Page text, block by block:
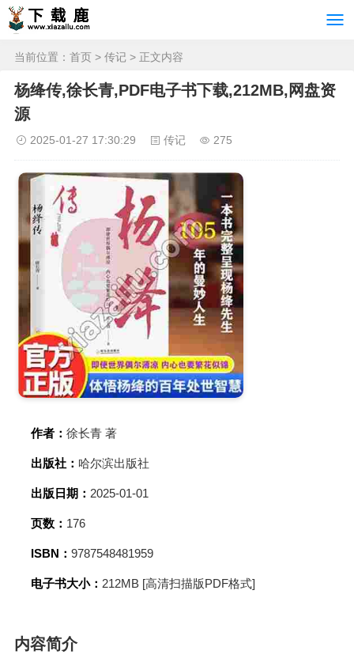
当前位置： 首页 > 传记 > 正文内容
杨绛传,徐长青,PDF电子书下载,212MB,网盘资
源
2025-01-27 17:30:29 传记 275
作者： 徐长青 著
出版社： 哈尔滨出版社
出版日期： 2025-01-01
页数： 176
ISBN： 9787548481959
电子书大小： 212MB [高清扫描版PDF格式]
内容简介